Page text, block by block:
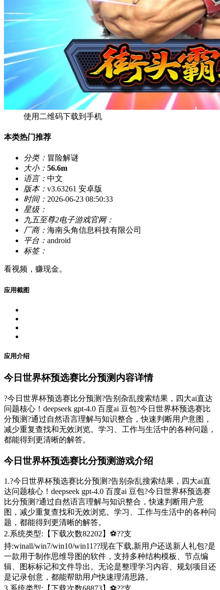
使用二维码下载到手机
本类热门推荐
分类： 冒险解谜
大小： 56.6m
语言： 中文
版本： v3.63261 安卓版
时间： 2026-06-23 08:50:33
星级：
九五至尊2电子游戏官网：
厂商： 海南头角信息科技有限公司
平台： android
标签：
看视频，赚现金。
应用截图
应用介绍
今日世界杯预选赛比分预测内容详情
?今日世界杯预选赛比分预测?告别杂乱搜索结果，四大ai直达
问题核心！deepseek gpt-4.0 百度ai 豆包?今日世界杯预选赛比
分预测?通过自然语言理解与知识整合，快速判断用户意图，
减少重复查找和无效浏览。学习、工作与生活中的各种问题，
都能得到更清晰的解答。
今日世界杯预选赛比分预测游戏介绍
1.?今日世界杯预选赛比分预测?告别杂乱搜索结果，四大ai直
达问题核心！deepseek gpt-4.0 百度ai 豆包?今日世界杯预选赛
比分预测?通过自然语言理解与知识整合，快速判断用户意
图，减少重复查找和无效浏览。学习、工作与生活中的各种问
题，都能得到更清晰的解答。
2.系统类型:【下载次数82202】⚽??支
持:winall/win7/win10/win11??现在下载,新用户还送新人礼包?是
一款用于制作思维导图的软件，支持多种结构模板、节点编
辑、图标标记和文件导出。无论是整理学习内容、规划项目还
是记录创意，都能帮助用户快速理清思路。